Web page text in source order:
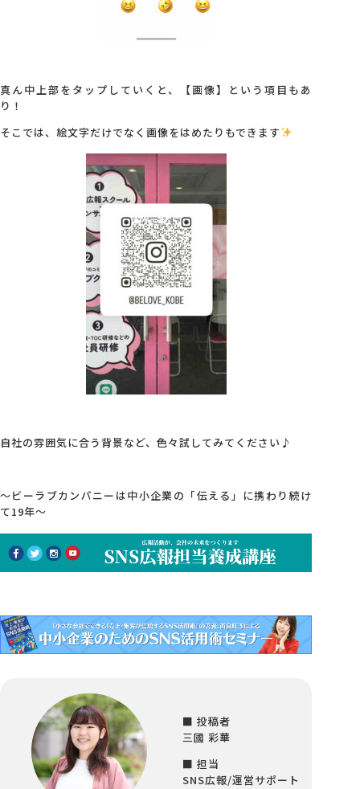
真ん中上部をタップしていくと、【画像】という項目もあ
り！
そこでは、絵文字だけでなく画像をはめたりもできます
自社の雰囲気に合う背景など、色々試してみてください♪
～ビーラブカンパニーは中小企業の「伝える」に携わり続け
て19年～
■ 投稿者
三國 彩華
■ 担当
SNS広報/運営サポート